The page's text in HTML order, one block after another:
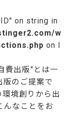
on string in
w
on l
費出版”とは一
版のご提案で
境創りから出
んなことをお